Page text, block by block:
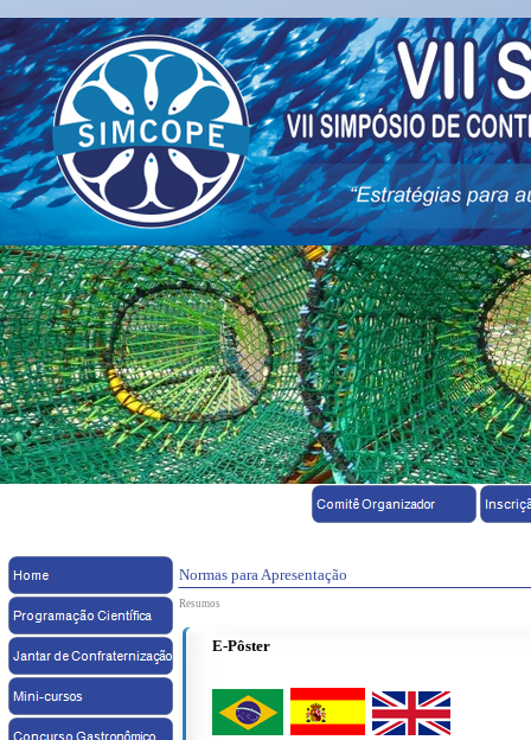
Normas para Apresentação
Resumos
E-Pôster